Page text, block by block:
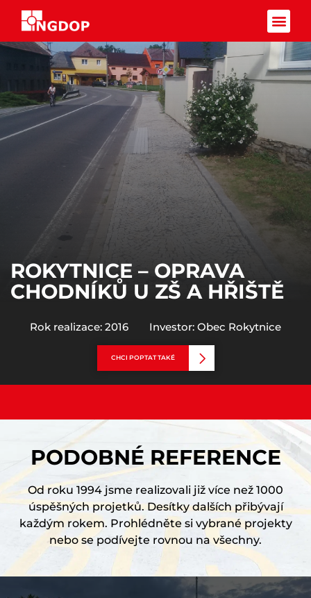
Rok realizace: 2016 Investor: Obec Rokytnice
ROKYTNICE – OPRAVA
CHODNÍKŮ U ZŠ A HŘIŠTĚ
CHCI POPTAT TAKÉ
PODOBNÉ REFERENCE
Od roku 1994 jsme realizovali již více než 1000
úspěšných projetků. Desítky dalších přibývají
každým rokem. Prohlédněte si vybrané projekty
nebo se podívejte rovnou na všechny.